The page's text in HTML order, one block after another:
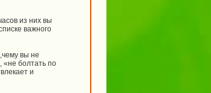
из них вы
важного
вы не
«не болтать по
и